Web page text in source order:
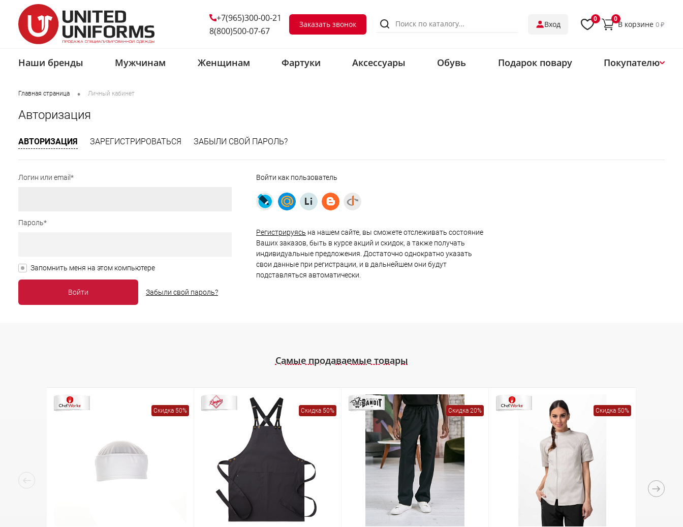
+7(965)300-00-21
8(800)500-07-67
Заказать звонок Вход
0 0
В корзине 0 ₽
Наши бренды Мужчинам Женщинам Фартуки Аксессуары Обувь Подарок повару Покупателю
Главная страница • Личный кабинет
Авторизация
АВТОРИЗАЦИЯ ЗАРЕГИСТРИРОВАТЬСЯ ЗАБЫЛИ СВОЙ ПАРОЛЬ?
Логин или email*
Пароль*
Запомнить меня на этом компьютере
Забыли свой пароль?
Войти как пользователь
Регистрируясь на нашем сайте, вы сможете отслеживать состояние
Ваших заказов, быть в курсе акций и скидок, а также получать
индивидуальные предложения. Достаточно однократно указать
свои данные при регистрации, и в дальнейшем они будут
подставляться автоматически.
Самые продаваемые товары
Скидка 50% Скидка 50% Скидка 20% Скидка 50%